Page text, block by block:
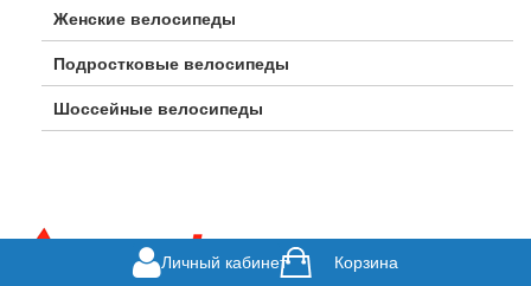
Женские велосипеды
Подростковые велосипеды
Шоссейные велосипеды
Личный кабинет Корзина